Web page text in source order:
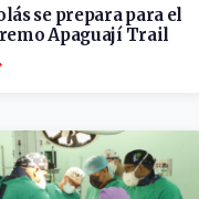
se prepara para el
Apaguají Trail